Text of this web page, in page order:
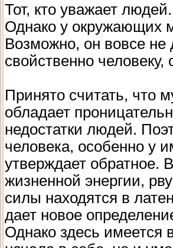
Тот, кто уважает
Однако у окружающих
Возможно, он вовсе не
свойственно
Принято считать, что
обладает
недостатки людей.
человека, особенно у
утверждает обратное.
жизненной энергии,
силы находятся в
дает новое
Однако здесь имеется